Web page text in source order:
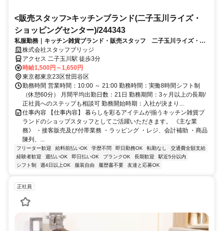
<販売スタッフ>キッチンブランド(二子玉川ライズ・
ショッピングセンター)/244343
私服勤務｜キッチン雑貨ブランド・販売スタッフ 二子玉川ライズ・シ
ョッピングセンター（交通費全額支給）
株式会社スタッフブリッジ
アクセス 二子玉川駅 徒歩3分
時給1,500円～1,650円
東京都東京23区世田谷区
勤務時間 営業時間：10:00 ～ 21:00 勤務時間：実働8時間シフト制
（休憩60分） 月間平均出勤日数：21日 勤務期間：3ヶ月以上の長期/
正社員へのステップも相談可 勤務開始時期：入社が決まり...
仕事内容 【仕事内容】 暮らしを彩るアイテムが揃うキッチン雑貨ブ
ランドのショップスタッフとしてご活躍いただきます。 《主な業
務》 ・接客販売及び付帯業務 ・ラッピング ・レジ、会計補助 ・商品
陳列、...
フリーター歓迎 給料前払いOK 学歴不問 即日勤務OK 転勤なし
交通費全額支給
経験者歓迎
週払いOK 即日払いOK ブランクOK 長期歓迎
駅近5分以内
シフト制
週4日以上OK 服装自由 履歴書不要 友達と応募OK
正社員